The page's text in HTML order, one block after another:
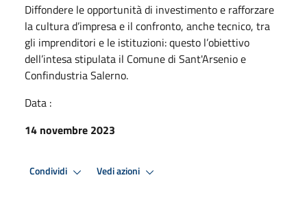
Diffondere le opportunità di investimento e rafforzare
la cultura d’impresa e il confronto, anche tecnico, tra
gli imprenditori e le istituzioni: questo l’obiettivo
dell’intesa stipulata il Comune di Sant'Arsenio e
Confindustria Salerno.
Data :
14 novembre 2023
Condividi Vedi azioni